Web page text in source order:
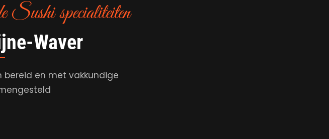
specialiteiten
Waver
en met vakkundige